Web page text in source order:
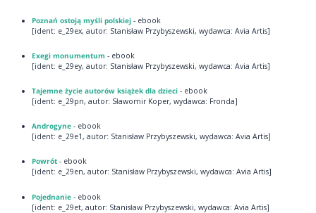
Poznań ostoją myśli polskiej- ebook
[ident: e_29ex, autor: Stanisław Przybyszewski, wydawca: Avia Artis]
Exegi monumentum - ebook
[ident: e_29ey, autor: Stanisław Przybyszewski, wydawca: Avia Artis]
Tajemne życie autorów książek dla dzieci- ebook
[ident: e_29pn, autor: Sławomir Koper, wydawca: Fronda]
Androgyne - ebook
[ident: e_29e1, autor: Stanisław Przybyszewski, wydawca: Avia Artis]
Powrót - ebook
[ident: e_29en, autor: Stanisław Przybyszewski, wydawca: Avia Artis]
Pojednanie - ebook
[ident: e_29et, autor: Stanisław Przybyszewski, wydawca: Avia Artis]